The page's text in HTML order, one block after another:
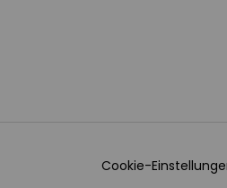
Cookie-